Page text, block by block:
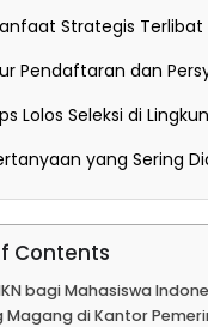
Strategis Terlibat
Pendaftaran dan
Lolos Seleksi di
yang Sering
Contents
bagi Mahasiswa
Magang di Kantor